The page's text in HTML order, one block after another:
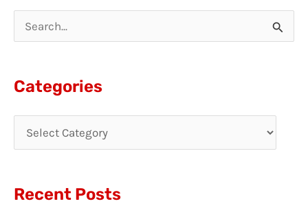
h
o
Categories
Recent Posts